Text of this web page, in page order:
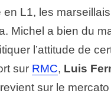
en L1, les
Michel a bien du
l’attitude de
sur RMC, Luis
sur le mercato